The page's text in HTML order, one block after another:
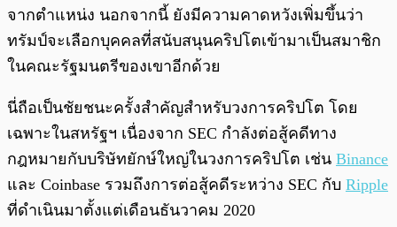
จากตำแหน่ง นอกจากนี้ ยังมีความคาดหวังเพิ่มขึ้นว่า
ทรัมป์จะเลือกบุคคลที่สนับสนุนคริปโตเข้ามาเป็นสมาชิก
ในคณะรัฐมนตรีของเขาอีกด้วย
นี่ถือเป็นชัยชนะครั้งสำคัญสำหรับวงการคริปโต โดย
เฉพาะในสหรัฐฯ เนื่องจาก SEC กำลังต่อสู้คดีทาง
กฎหมายกับบริษัทยักษ์ใหญ่ในวงการคริปโต เช่น Binance
และ Coinbase รวมถึงการต่อสู้คดีระหว่าง SEC กับ Ripple
ที่ดำเนินมาตั้งแต่เดือนธันวาคม 2020